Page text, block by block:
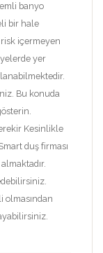
banyo
bir hale
risk içermeyen
yer
Bu konuda
Kesinlikle
duş firması
olmasından